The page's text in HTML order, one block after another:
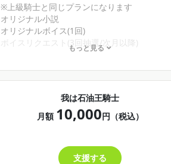
※上級騎士と同じプランになります
オリジナル小説
オリジナルボイス(1回)
ボイスリクエスト(3回抽選/次月以降)
ファン同士の交流が出来るトピックの作成と閲
もっと見る
我は石油王騎士
月額 10,000円（税込）
支援する